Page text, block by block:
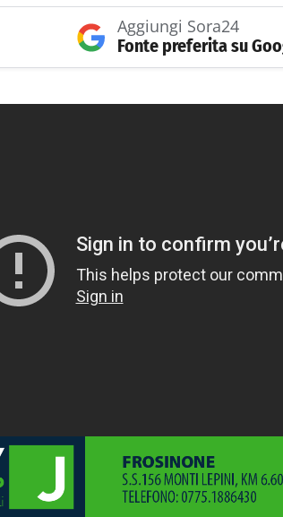
Aggiungi Sora24
Fonte preferita su